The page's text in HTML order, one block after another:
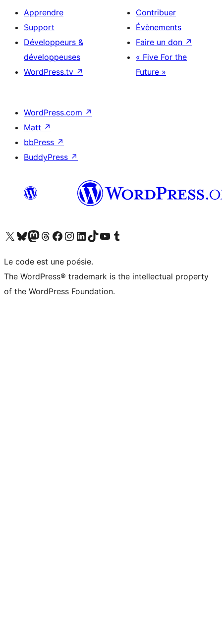
Apprendre
Support
Développeurs &
développeuses
WordPress.tv ↗
Contribuer
Évènements
Faire un don ↗
« Five For the
Future »
WordPress.com ↗
Matt ↗
bbPress ↗
BuddyPress ↗
Visitez notre compte X (précédemment Twitter)
Visiter notre compte Bluesky
Visiter notre compte Mastodon
Visiter notre compte Threads
Consulter notre compte Facebook
Consulter notre compte Instagram
Consulter notre compte LinkedIn
Visiter notre compte TokTok
Visiter notre chaîne YouTube
Visiter notre compte Tumblr
Le code est une poésie.
The WordPress® trademark is the intellectual property
of the WordPress Foundation.